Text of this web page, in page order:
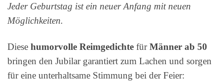
Jeder Geburtstag ist ein neuer Anfang mit neuen
Möglichkeiten.
Diese humorvolle Reimgedichte fürMänner ab 50
bringen den Jubilar garantiert zum Lachen und sorgen
für eine unterhaltsame Stimmung bei der Feier: